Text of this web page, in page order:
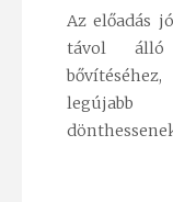
Az előadás
távol álló
legújabb